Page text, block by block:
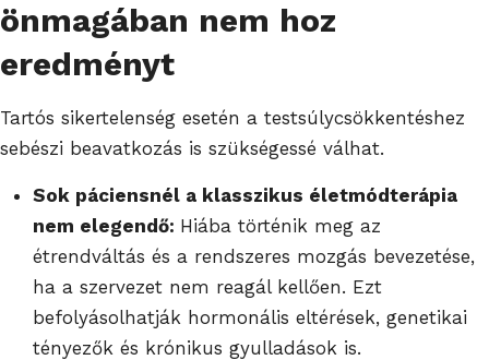
önmagában nem hoz
eredményt
Tartós sikertelenség esetén a testsúlycsökkentéshez
sebészi beavatkozás is szükségessé válhat.
Sok páciensnél a klasszikus életmódterápia
nem elegendő: Hiába történik meg az
étrendváltás és a rendszeres mozgás bevezetése,
ha a szervezet nem reagál kellően. Ezt
befolyásolhatják hormonális eltérések, genetikai
tényezők és krónikus gyulladások is.